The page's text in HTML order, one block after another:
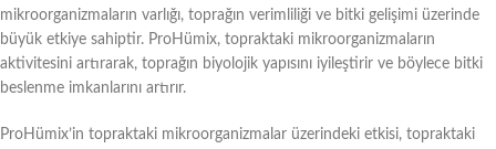
mikroorganizmaların varlığı, toprağın verimliliği ve bitki gelişimi üzerinde
büyük etkiye sahiptir. ProHümix, topraktaki mikroorganizmaların
aktivitesini artırarak, toprağın biyolojik yapısını iyileştirir ve böylece bitki
beslenme imkanlarını artırır.
ProHümix’in topraktaki mikroorganizmalar üzerindeki etkisi, topraktaki